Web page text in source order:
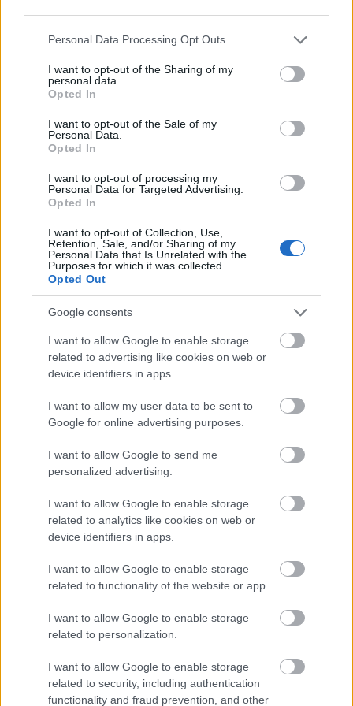
Please note that this website/app uses one or more Google
not limited to your visit or usage behaviour. You may click to
grant or deny consent to Google and its third-party tags to
use your data for below specified purposes in below Google
consent section.
Personal Data Processing Opt Outs
I want to opt-out of the Sharing of my
personal data.
Opted In
I want to opt-out of the Sale of my
Personal Data.
Opted In
I want to opt-out of processing my
Personal Data for Targeted Advertising.
Opted In
I want to opt-out of Collection, Use,
Retention, Sale, and/or Sharing of my
Personal Data that Is Unrelated with the
Purposes for which it was collected.
Opted Out
Google consents
I want to allow Google to enable storage
related to advertising like cookies on web or
device identifiers in apps.
I want to allow my user data to be sent to
Google for online advertising purposes.
I want to allow Google to send me
personalized advertising.
I want to allow Google to enable storage
related to analytics like cookies on web or
device identifiers in apps.
I want to allow Google to enable storage
related to functionality of the website or app.
I want to allow Google to enable storage
related to personalization.
I want to allow Google to enable storage
related to security, including authentication
functionality and fraud prevention, and other
σύνθεση της τουςΦουντούλη, Βλαχόπουλο,
Μουρίκη, Κολόμβο, Γενηδουνιά, Δερβίση
κατέκτησε το χάλκινο μετάλλιο στο Παγκόσμιο
Είναι το 2ο χάλκινο της Ελλάδας σε Παγκόσμιο
Χωρίς νίκη με Σερβία
Η Ελλάδα δεν έχει κερδίσει ποτέ την Σερβία σε
Ολυμπιακούς Αγώνες, σε Παγκόσμιο και
Ευρωπαϊκό πρωτάθλημα.
Η Σερβία μετά από το 2004 διασπάστηκε με το
Μαυροβούνιο και έως σήμερα έχει παίξει μόνο μια
φορά με την Ελλάδα σε Ολυμπιακούς Αγώνες.
Ήταν το 2016 στον όμιλο και οι δυο ομάδες είχαν
έρθει ισόπαλες (9-9).
Συνολικά σε 30 αγώνες σε όλες τις διοργανώσεις η
Ελλάδα έχει 6 νίκες, η Σερβία 21 και έχουμε και 3
ισοπαλίες.
Το 1995 στην Κατάνια της Ιταλίας αμέσως μετά
φιλικό με 5-4 την Σερβία.
Δέκα χρόνια μετά την Κατάνια θα έρχονταν και μια
νίκη σε επίσημη διοργάνωση. Ήταν στον Καναδά
ημιτελική φάση ενός νέου θεσμού, του World
League (2002 πρεμιέρα).